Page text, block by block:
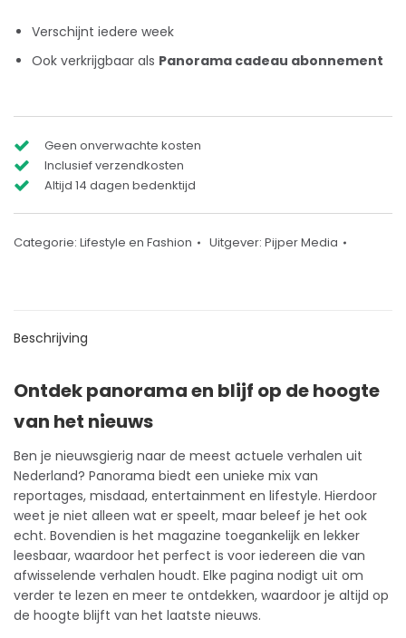
Verschijnt iedere week
Ook verkrijgbaar als Panorama cadeau abonnement
Geen onverwachte kosten
Inclusief verzendkosten
Altijd 14 dagen bedenktijd
Categorie: Lifestyle en Fashion Uitgever: Pijper Media
Beschrijving
Ontdek panorama en blijf op de hoogte
van het nieuws
Ben je nieuwsgierig naar de meest actuele verhalen uit
Nederland? Panorama biedt een unieke mix van
reportages, misdaad, entertainment en lifestyle. Hierdoor
weet je niet alleen wat er speelt, maar beleef je het ook
echt. Bovendien is het magazine toegankelijk en lekker
leesbaar, waardoor het perfect is voor iedereen die van
afwisselende verhalen houdt. Elke pagina nodigt uit om
verder te lezen en meer te ontdekken, waardoor je altijd op
de hoogte blijft van het laatste nieuws.